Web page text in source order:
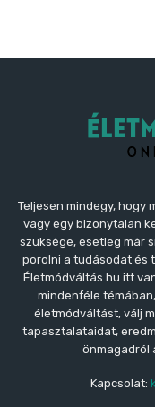
Teljesen mindegy, hogy
vagy egy bizonytalan
szüksége, esetleg már
porolni a tudásodat és
Életmódváltás.hu itt
mindenféle
életmódváltást, válj
tapasztalataidat,
önmagadról
Kapcsolat: